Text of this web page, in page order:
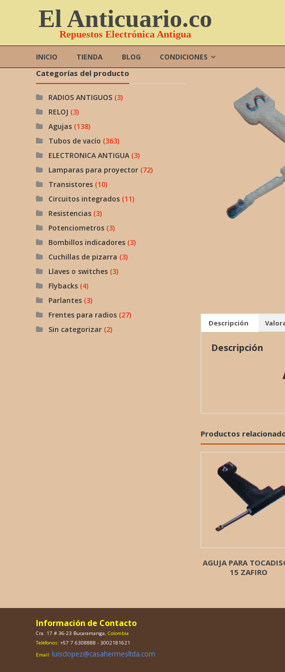
El Anticuario.co
Repuestos Electrónica Antigua
INICIO TIENDA BLOG CONDICIONES
Descripción
Descripción
Productos
AGUJA PARA
15 ZAFIRO
Categorías del producto
RADIOS ANTIGUOS (3)
RELOJ (3)
Agujas (138)
Tubos de vacío (363)
ELECTRONICA ANTIGUA (3)
Lamparas para proyector (72)
Transistores (10)
Circuitos integrados (11)
Resistencias (3)
Potenciometros (3)
Bombillos indicadores (3)
Cuchillas de pizarra (3)
Llaves o switches (3)
Flybacks (4)
Parlantes (3)
Frentes para radios (27)
Sin categorizar (2)
Información de Contacto
Cra. 17 # 36-23 Bucaramanga, Colombia
Teléfonos:+57 7 6308888 - 3002181621
Email: luisclopez@casahermesltda.com